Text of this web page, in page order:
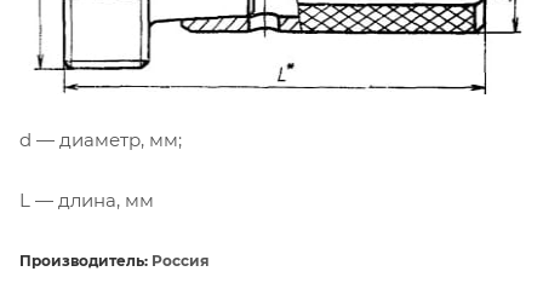
d — диаметр, мм;
L — длина, мм
Производитель: Россия